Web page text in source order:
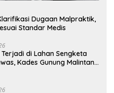
Dugaan Malpraktik,
Standar Medis
di Lahan Sengketa
Kades Gunung Malintang